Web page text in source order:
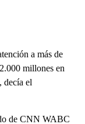
a más de
millones en
decía el
de CNN WABC